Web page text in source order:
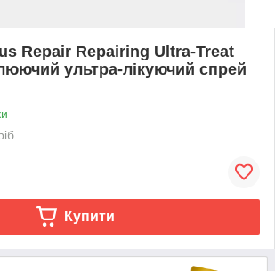
Repair Repairing Ultra-Treat
ультра-лікуючий спрей
Купити